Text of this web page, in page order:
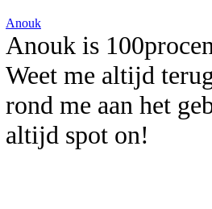
Anouk
Anouk is
Weet me altijd
rond me aan het
altijd spot on!